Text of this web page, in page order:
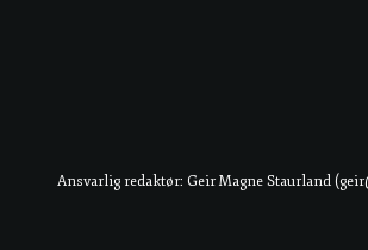
Ansvarlig redaktør: Geir Magne Staurland